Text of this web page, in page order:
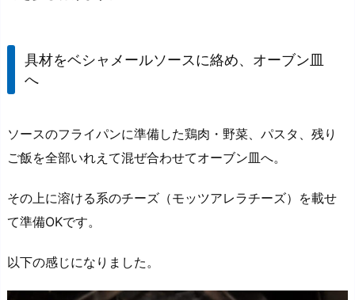
具材をベシャメールソースに絡め、オーブン皿
へ
ソースのフライパンに準備した鶏肉・野菜、パスタ、残り
ご飯を全部いれえて混ぜ合わせてオーブン皿へ。
その上に溶ける系のチーズ（モッツアレラチーズ）を載せ
て準備OKです。
以下の感じになりました。